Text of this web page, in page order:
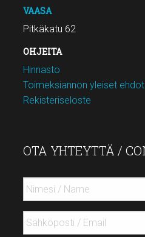
VAASA
Pitkäkatu 62
OHJEITA
Hinnasto
Toimeksiannon yleiset ehdot
Rekisteriseloste
OTA YHTEYTTÄ /